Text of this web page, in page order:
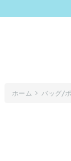
ホーム バッグ/